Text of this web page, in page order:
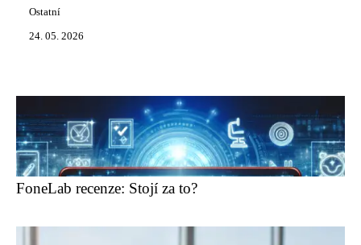
Ostatní
24. 05. 2026
FoneLab recenze: Stojí za to?